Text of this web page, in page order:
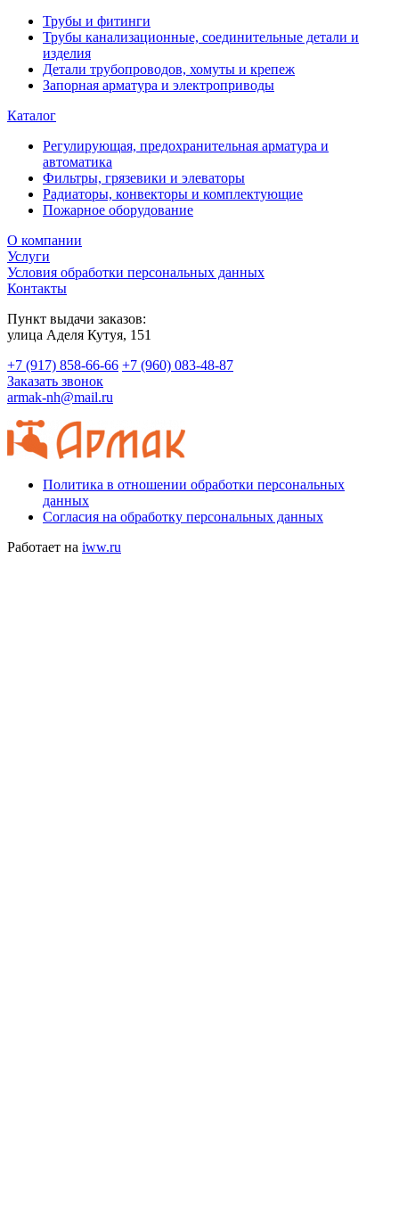
Трубы и фитинги
Трубы канализационные, соединительные детали и
изделия
Детали трубопроводов, хомуты и крепеж
Запорная арматура и электроприводы
Каталог
Регулирующая, предохранительная арматура и
автоматика
Фильтры, грязевики и элеваторы
Радиаторы, конвекторы и комплектующие
Пожарное оборудование
О компании
Услуги
Условия обработки персональных данных
Контакты
Пункт выдачи заказов:
​улица Аделя Кутуя, 151
+7 (917) 858-66-66 +7 (960) 083-48-87
Заказать звонок
armak-nh@mail.ru
Политика в отношении обработки персональных
данных
Согласия на обработку персональных данных
Работает на iww.ru